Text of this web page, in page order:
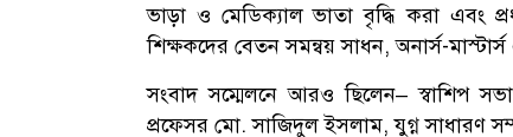
ভাড়া ও মেডিক্যাল ভাতা বৃদ্ধি করা এবং
শিক্ষকদের বেতন সমন্বয় সাধন, অনার্স-
সংবাদ সম্মেলনে আরও ছিলেন– স্বাশিপ
প্রফেসর মো. সাজিদুল ইসলাম, যুগ্ন সাধারণ